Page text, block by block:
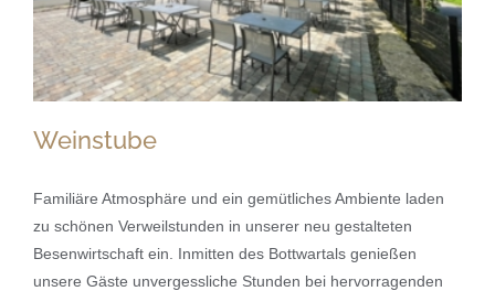
Weinstube
Weinstube
Familiäre Atmosphäre und ein gemütliches Ambiente laden
zu schönen Verweilstunden in unserer neu gestalteten
Besenwirtschaft ein. Inmitten des Bottwartals genießen
unsere Gäste unvergessliche Stunden bei hervorragenden